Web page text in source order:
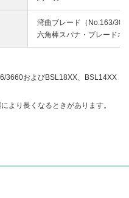
湾曲ブレード（No.163/
六角棒スパナ・ブレードホ
3660およびBSL18XX、BSL14XX
より長くなるときがあります。